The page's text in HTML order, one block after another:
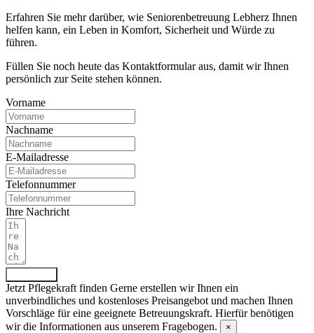
Erfahren Sie mehr darüber, wie Seniorenbetreuung Lebherz Ihnen
helfen kann, ein Leben in Komfort, Sicherheit und Würde zu
führen.
Füllen Sie noch heute das Kontaktformular aus, damit wir Ihnen
persönlich zur Seite stehen können.
Vorname
Nachname
E-Mailadresse
Telefonnummer
Ihre Nachricht
Jetzt Pflegekraft finden Gerne erstellen wir Ihnen ein
unverbindliches und kostenloses Preisangebot und machen Ihnen
Vorschläge für eine geeignete Betreuungskraft. Hierfür benötigen
wir die Informationen aus unserem Fragebogen.
×